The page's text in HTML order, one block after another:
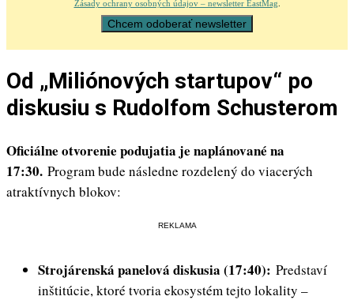
Zásady ochrany osobných údajov – newsletter EastMag
Od „Miliónových startupov“ po
diskusiu s Rudolfom Schusterom
Oficiálne otvorenie podujatia je naplánované na
17:30. Program bude následne rozdelený do viacerých
atraktívnych blokov:
REKLAMA
Strojárenská panelová diskusia (17:40): Predstaví
inštitúcie, ktoré tvoria ekosystém tejto lokality –